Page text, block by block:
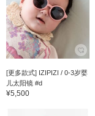
[更多款式] IZIPIZI / 0-3岁婴
儿太阳镜 #d
¥5,500